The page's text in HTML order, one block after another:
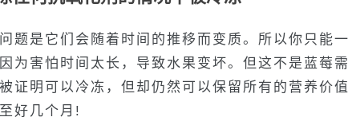
题是它们会随着时间的推移而变质。所以你只能
为害怕时间太长，导致水果变坏。但这不是蓝莓
证明可以冷冻，但却仍然可以保留所有的营养价
好几个月!